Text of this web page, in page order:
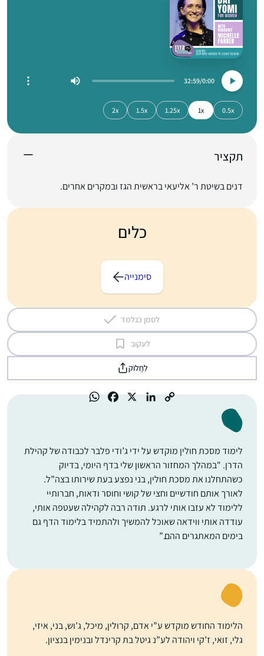
0:00
32:59
0.5x
1x
1.25x
1.5x
2x
תקציר
דנים בשיטת ר’ אליעאי בראשית הגז ובמקרים אחרים.
כלים
סימנייה
לסמן כנלמד
לעקוב
לַחֲלוֹק
לימוד מסכת חולין מוקדש על ידי ג’ודי פלבר לכבודה של קהילת
הדרן. "במהלך המחזור הראשון שלי בדף היומי, בדיוק
כשהתחלנו את מסכת חולין, בני נפצע בעת שירותו בצה”ל.
לאורך אותם חודשיים וחצי של קושי וחוסר ודאות, חברותיי
ללימוד לא עזבו אותי לרגע. תודה רבה לקהילה שעטפה אותי,
עודדה אותי ווידאה שאוכל להמשיך ולהתמיד בלימוד הדף גם
בימים המאתגרים ההם.”
הלימוד החודש מוקדש ע”י אדם, קרולין, מיכל, ג’וש, בני, איזי,
גלי, זואי, ז’קי ויהודה לע”נ גיטל בת קרינדל ובנימין בנציון.